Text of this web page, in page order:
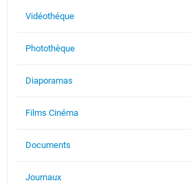
Vidéothéque
Photothèque
Diaporamas
Films Cinéma
Documents
Journaux